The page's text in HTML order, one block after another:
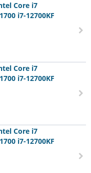
Core i7
i7-12700KF
Core i7
i7-12700KF
Core i7
i7-12700KF